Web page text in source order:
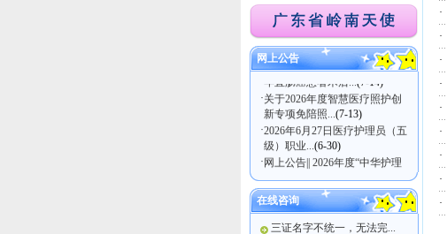
网上公告
关于医疗护理员（五级）职业
技能等级认定考试...(7-21)
·广东省护理学会关于发布《老
关于2026年度智慧医疗照护创
新专项免陪照...(7-13)
2026年6月27日医疗护理员（五
级）职业... (6-30)
网上公告|| 2026年度“中华护理
学会科...(6-17)
在线咨询
三证名字不统一，无法完...
·
·
·
·
·
·
·
·
·